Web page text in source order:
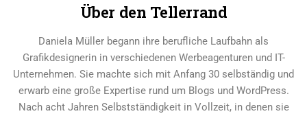
Über den Tellerrand
Daniela Müller begann ihre berufliche Laufbahn als
Grafikdesignerin in verschiedenen Werbeagenturen und IT-
Unternehmen. Sie machte sich mit Anfang 30 selbständig und
erwarb eine große Expertise rund um Blogs und WordPress.
Nach acht Jahren Selbstständigkeit in Vollzeit, in denen sie